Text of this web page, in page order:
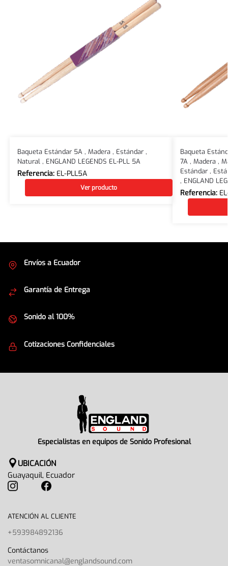
Baqueta Estándar 5A , Madera , Estándar ,
Natural , ENGLAND LEGENDS EL-PLL 5A
Referencia: EL-PLL5A
Ver producto
Baqueta
7A , Madera ,
Estándar ,
, ENGLAND
Referencia:
Envíos a Ecuador
Garantía de Entrega
Sonido al 100%
Cotizaciones Confidenciales
Especialistas en equipos de Sonido Profesional
UBICACIÓN
Guayaquil, Ecuador
ATENCIÓN AL CLIENTE
+593984892136
Contáctanos
ventasomnicanal@englandsound.com